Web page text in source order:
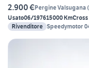
2.900 €Pergine Valsugana (
Usato06/197615000 Km
Rivenditore Speedymotor